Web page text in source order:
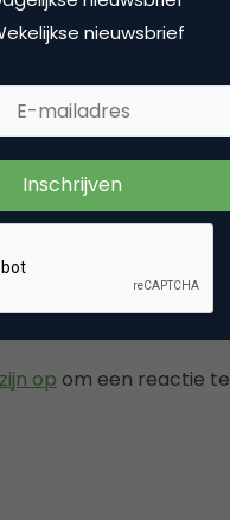
Technology
op om een reactie te
nieuwsbrief